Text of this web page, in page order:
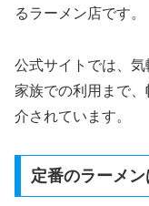
るラーメン店です。
公式サイトでは、
家族での利用まで
介されています。
定番のラーメン